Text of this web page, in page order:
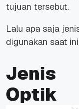
tujuan tersebut.
Lalu apa saja
digunakan saat
Jenis
Optik